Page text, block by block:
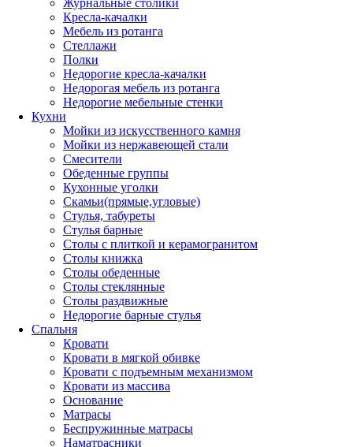
Кресла-качалки
Мебель из ротанга
Стеллажи
Полки
Недорогие кресла-качалки
Недорогая мебель из ротанга
Недорогие мебельные стенки
Кухни
Мойки из искусственного камня
Мойки из нержавеющей стали
Смесители
Обеденные группы
Кухонные уголки
Скамьи(прямые,угловые)
Стулья, табуреты
Стулья барные
Столы с плиткой и керамогранитом
Столы книжка
Столы обеденные
Столы стеклянные
Столы раздвижные
Недорогие барные стулья
Спальня
Кровати
Кровати в мягкой обивке
Кровати с подъемным механизмом
Кровати из массива
Основание
Матрасы
Беспружинные матрасы
Наматрасники